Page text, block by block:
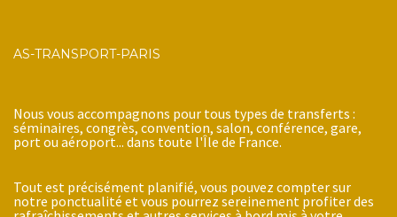
AS-TRANSPORT-PARIS
Nous vous accompagnons pour tous types de transferts :
séminaires, congrès, convention, salon, conférence, gare,
port ou aéroport... dans toute l'Île de France.
Tout est précisément planifié, vous pouvez compter sur
notre ponctualité et vous pourrez sereinement profiter des